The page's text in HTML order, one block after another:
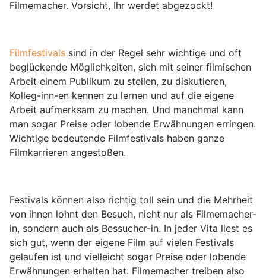
Filmemacher. Vorsicht, Ihr werdet abgezockt!
Filmfestivals sind in der Regel sehr wichtige und oft
beglückende Möglichkeiten, sich mit seiner filmischen
Arbeit einem Publikum zu stellen, zu diskutieren,
Kolleg-inn-en kennen zu lernen und auf die eigene
Arbeit aufmerksam zu machen. Und manchmal kann
man sogar Preise oder lobende Erwähnungen erringen.
Wichtige bedeutende Filmfestivals haben ganze
Filmkarrieren angestoßen.
Festivals können also richtig toll sein und die Mehrheit
von ihnen lohnt den Besuch, nicht nur als Filmemacher-
in, sondern auch als Bessucher-in. In jeder Vita liest es
sich gut, wenn der eigene Film auf vielen Festivals
gelaufen ist und vielleicht sogar Preise oder lobende
Erwähnungen erhalten hat. Filmemacher treiben also